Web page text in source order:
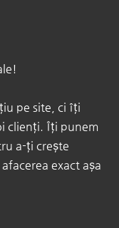
pe site, ci îți
clienți. Îți punem
a-ți crește
exact așa